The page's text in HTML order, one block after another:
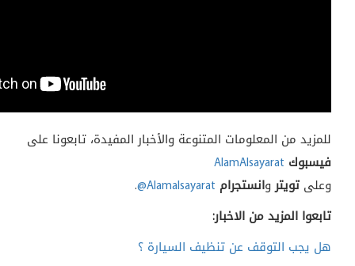
للمزيد من المعلومات المتنوعة والأخبار المفيدة، تابعونا على
فيسبوك AlamAlsayarat
وعلى تويتروانستجرام @Alamalsayarat
.
تابعوا المزيد من الاخبار:
هل يجب التوقف عن تنظيف السيارة ؟